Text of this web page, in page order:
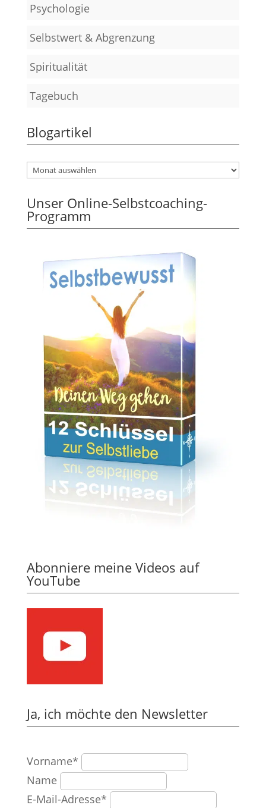
Psychologie
Selbstwert & Abgrenzung
Spiritualität
Tagebuch
Blogartikel
Unser Online-Selbstcoaching-
Programm
Abonniere meine Videos auf
YouTube
Ja, ich möchte den Newsletter
Vorname*
Name
E-Mail-Adresse*